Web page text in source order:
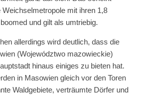
mit ihren 1,8
und gilt als umtriebig.
allerdings wird deutlich, dass die
(Województwo mazowieckie)
hinaus einiges zu bieten hat.
in Masowien gleich vor den Toren
Waldgebiete, verträumte Dörfer und